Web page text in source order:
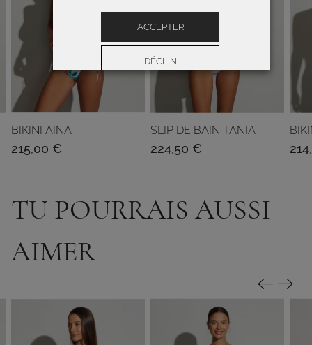
BIKINI AINA
215,00 €
SLIP DE BAIN TANIA
224,50 €
TU POURRAIS AUSSI
AIMER
ACCEPTER
DÉCLIN
Préférences